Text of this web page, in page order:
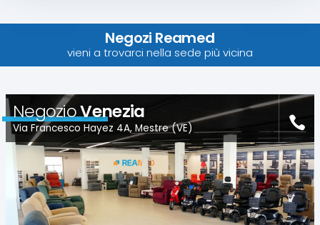
Negozi Reamed
vieni a trovarci nella sede più vicina
NegozioVenezia
Via Francesco Hayez 4A, Mestre (VE)